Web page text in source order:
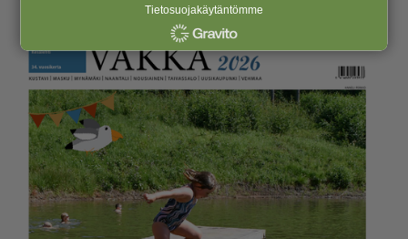
Tietosuojakäytäntömme